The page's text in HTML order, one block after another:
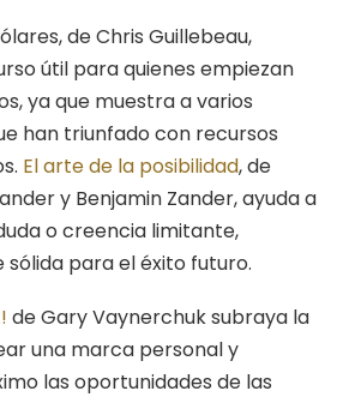
de Chris Guillebeau,
útil para quienes empiezan
ya que muestra a varios
han triunfado con recursos
El arte de la posibilidad, de
y Benjamin Zander, ayuda a
o creencia limitante,
sólida para el éxito futuro.
de Gary Vaynerchuk subraya la
una marca personal y
las oportunidades de las